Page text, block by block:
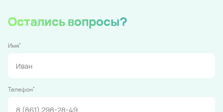
Остались вопросы?
Имя*
Телефон*